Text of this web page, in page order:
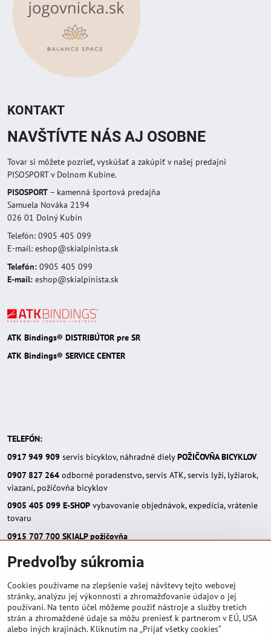
KONTAKT
NAVŠTÍVTE NÁS AJ OSOBNE
Tovar si môžete pozrieť, vyskúšať a zakúpiť v našej predajni
PISOSPORT v Dolnom Kubíne.
PISOSPORT – kamenná športová predajňa
Samuela Nováka 2194
026 01 Dolný Kubín
Telefón: 0905 405 099
E-mail: eshop@skialpinista.sk
Telefón: 0905 405 099
E-mail: eshop@skialpinista.sk
ATK Bindings® DISTRIBÚTOR pre SR
ATK Bindings® SERVICE CENTER
TELEFÓN:
0917 949 909 servis bicyklov, náhradné dielyPOŽIČOVŇA BICYKLOV
0907 827 264 odborné poradenstvo, servis ATK, servis lyží, lyžiarok,
viazaní, požičovňa bicyklov
0905 405 099 E-SHOP vybavovanie objednávok, expedícia, vrátenie
tovaru
0915 707 700 SKIALP požičovňa
E-MAIL:
eshop(zavináč)skialpinista.sk
pisosport(zavináč)pisosport.sk
Predvoľby súkromia
Cookies používame na zlepšenie vašej návštevy tejto webovej
stránky, analýzu jej výkonnosti a zhromažďovanie údajov o jej
používaní. Na tento účel môžeme použiť nástroje a služby tretích
strán a zhromaždené údaje sa môžu preniesť k partnerom v EÚ, USA
alebo iných krajinách. Kliknutím na „Prijať všetky cookies“